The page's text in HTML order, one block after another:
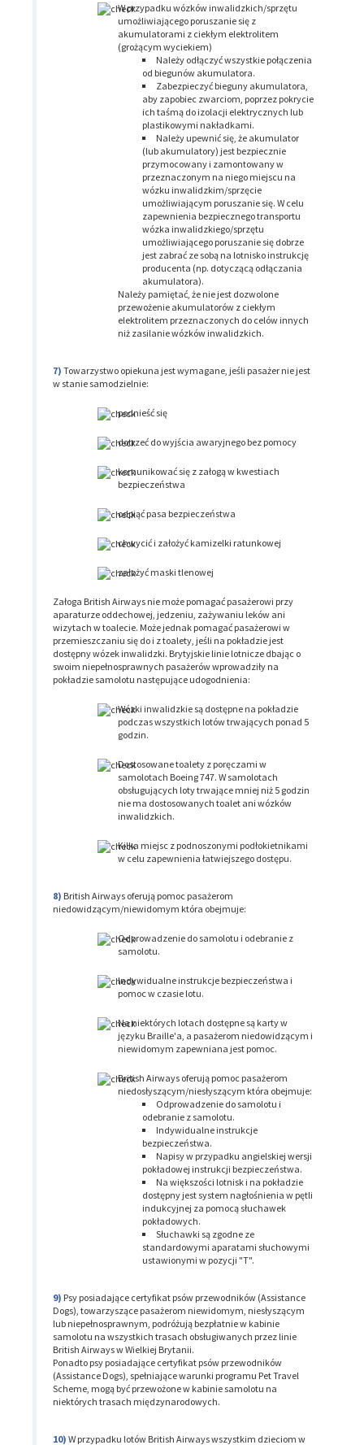
W przypadku wózków inwalidzkich/sprzętu
umożliwiającego poruszanie się z
akumulatorami z ciekłym elektrolitem
(grożącym wyciekiem)
Należy odłączyć wszystkie połączenia
od biegunów akumulatora.
Zabezpieczyć bieguny akumulatora,
aby zapobiec zwarciom, poprzez pokrycie
ich taśmą do izolacji elektrycznych lub
plastikowymi nakładkami.
Należy upewnić się, że akumulator
(lub akumulatory) jest bezpiecznie
przymocowany i zamontowany w
przeznaczonym na niego miejscu na
wózku inwalidzkim/sprzęcie
umożliwiającym poruszanie się. W celu
zapewnienia bezpiecznego transportu
wózka inwalidzkiego/sprzętu
umożliwiającego poruszanie się dobrze
jest zabrać ze sobą na lotnisko instrukcję
producenta (np. dotyczącą odłączania
akumulatora).
Należy pamiętać, że nie jest dozwolone
przewożenie akumulatorów z ciekłym
elektrolitem przeznaczonych do celów innych
niż zasilanie wózków inwalidzkich.
Towarzystwo opiekuna jest wymagane, jeśli pasażer nie jest
w stanie samodzielnie:
podnieść się
dotrzeć do wyjścia awaryjnego bez pomocy
komunikować się z załogą w kwestiach
bezpieczeństwa
odpiąć pasa bezpieczeństwa
chwycić i założyć kamizelki ratunkowej
założyć maski tlenowej
Załoga British Airways nie może pomagać pasażerowi przy
aparaturze oddechowej, jedzeniu, zażywaniu leków ani
wizytach w toalecie. Może jednak pomagać pasażerowi w
przemieszczaniu się do i z toalety, jeśli na pokładzie jest
dostępny wózek inwalidzki. Brytyjskie linie lotnicze dbając o
swoim niepełnosprawnych pasażerów wprowadziły na
pokładzie samolotu następujące udogodnienia:
Wózki inwalidzkie są dostępne na pokładzie
podczas wszystkich lotów trwających ponad 5
godzin.
Dostosowane toalety z poręczami w
samolotach Boeing 747. W samolotach
obsługujących loty trwające mniej niż 5 godzin
nie ma dostosowanych toalet ani wózków
inwalidzkich.
Kilka miejsc z podnoszonymi podłokietnikami
w celu zapewnienia łatwiejszego dostępu.
British Airways oferują pomoc pasażerom
niedowidzącym/niewidomym która obejmuje:
Odprowadzenie do samolotu i odebranie z
samolotu.
Indywidualne instrukcje bezpieczeństwa i
pomoc w czasie lotu.
Na niektórych lotach dostępne są karty w
języku Braille'a, a pasażerom niedowidzącym i
niewidomym zapewniana jest pomoc.
British Airways oferują pomoc pasażerom
niedosłyszącym/niesłyszącym która obejmuje:
Odprowadzenie do samolotu i
odebranie z samolotu.
Indywidualne instrukcje
bezpieczeństwa.
Napisy w przypadku angielskiej wersji
pokładowej instrukcji bezpieczeństwa.
Na większości lotnisk i na pokładzie
dostępny jest system nagłośnienia w pętli
indukcyjnej za pomocą słuchawek
pokładowych.
Słuchawki są zgodne ze
standardowymi aparatami słuchowymi
ustawionymi w pozycji "T".
Psy posiadające certyfikat psów przewodników (Assistance
Dogs), towarzyszące pasażerom niewidomym, niesłyszącym
lub niepełnosprawnym, podróżują bezpłatnie w kabinie
samolotu na wszystkich trasach obsługiwanych przez linie
British Airways w Wielkiej Brytanii.
Ponadto psy posiadające certyfikat psów przewodników
(Assistance Dogs), spełniające warunki programu Pet Travel
Scheme, mogą być przewożone w kabinie samolotu na
niektórych trasach międzynarodowych.
W przypadku lotów British Airways wszystkim dzieciom w